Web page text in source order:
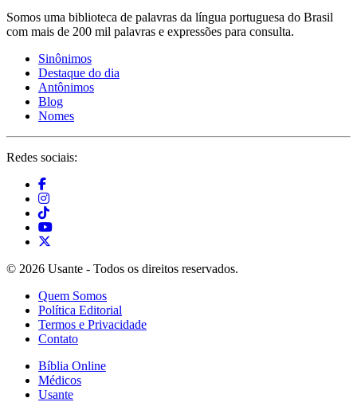
Somos uma biblioteca de palavras da língua portuguesa do Brasil
com mais de 200 mil palavras e expressões para consulta.
Sinônimos
Destaque do dia
Antônimos
Blog
Nomes
Redes sociais:
© 2026 Usante - Todos os direitos reservados.
Quem Somos
Política Editorial
Termos e Privacidade
Contato
Bíblia Online
Médicos
Usante